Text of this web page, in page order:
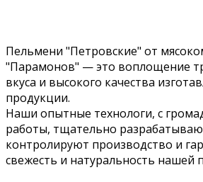
Пельмени "Петровские" от
"Парамонов" — это воплощение
вкуса и высокого качества
продукции.
Наши опытные технологи, с
работы, тщательно
контролируют производство и
свежесть и натуральность нашей